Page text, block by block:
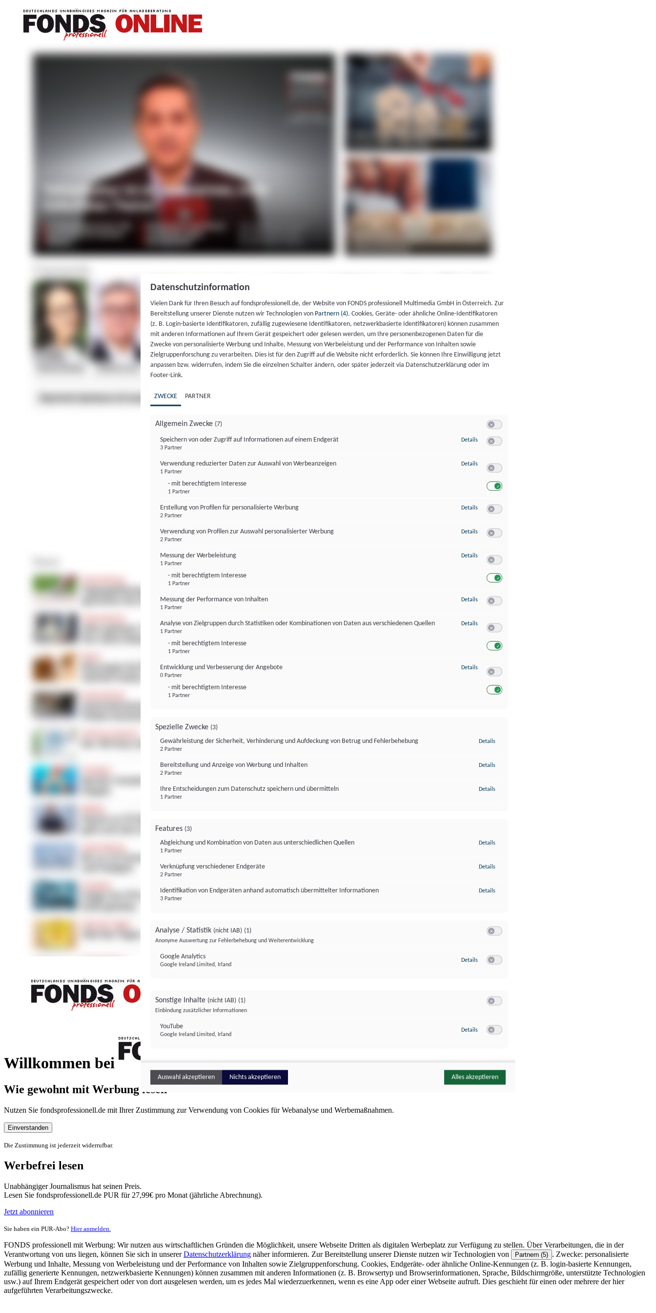
Willkommen bei
FONDS professionell
Wie gewohnt mit Werbung lesen
Nutzen Sie fondsprofessionell.de mit Ihrer Zustimmung zur Verwendung von Cookies für Webanalyse und Werbemaßnahmen.
Einverstanden
Die Zustimmung ist jederzeit widerrufbar.
Werbefrei lesen
Unabhängiger Journalismus hat seinen Preis.
Lesen Sie fondsprofessionell.de PUR für 27,99€ pro Monat (jährliche Abrechnung).
Jetzt abonnieren
Sie haben ein PUR-Abo? Hier anmelden.
FONDS professionell mit Werbung: Wir nutzen aus wirtschaftlichen Gründen die Möglichkeit, unsere Webseite Dritten als digitalen Werbeplatz zur Verfügung zu stellen. Über Verarbeitungen, die in der
Verantwortung von uns liegen, können Sie sich in unsererDatenschutzerklärung näher informieren. Zur Bereitstellung unserer Dienste nutzen wir Technologien von Partnern (5) . Zwecke: personalisierte
Werbung und Inhalte, Messung von Werbeleistung und der Performance von Inhalten sowie Zielgruppenforschung. Cookies, Endgeräte- oder ähnliche Online-Kennungen (z. B. login-basierte Kennungen,
zufällig generierte Kennungen, netzwerkbasierte Kennungen) können zusammen mit anderen Informationen (z. B. Browsertyp und Browserinformationen, Sprache, Bildschirmgröße, unterstützte Technologien
usw.) auf Ihrem Endgerät gespeichert oder von dort ausgelesen werden, um es jedes Mal wiederzuerkennen, wenn es eine App oder einer Webseite aufruft. Dies geschieht für einen oder mehrere der hier
aufgeführten Verarbeitungszwecke.
Datenschutzinformation
Vielen Dank für Ihren Besuch auf fondsprofessionell.de, der Website von FONDS professionell Multimedia GmbH in Österreich. Zur
Bereitstellung unserer Dienste nutzen wir Technologien von Partnern (4). Cookies, Geräte- oder ähnliche Online-Identifikatoren
(z. B. Login-basierte Identifikatoren, zufällig zugewiesene Identifikatoren, netzwerkbasierte Identifikatoren) können zusammen
mit anderen Informationen auf Ihrem Gerät gespeichert oder gelesen werden, um Ihre personenbezogenen Daten für die
Zwecke von personalisierte Werbung und Inhalte, Messung von Werbeleistung und der Performance von Inhalten sowie
Zielgruppenforschung zu verarbeiten. Dies ist für den Zugriff auf die Website nicht erforderlich. Sie können Ihre Einwilligung jetzt
anpassen bzw. widerrufen, indem Sie die einzelnen Schalter ändern, oder später jederzeit via Datenschutzerklärung oder im
Footer-Link.
ZWECKE PARTNER
Allgemein Zwecke (7)
Speichern von oder Zugriff auf Informationen auf einem Endgerät
3 Partner
Details zu Speichern von oder Zugriff auf Informationen auf einem Endgerät
Verwendung reduzierter Daten zur Auswahl von Werbeanzeigen
1 Partner
- mit berechtigtem Interesse
1 Partner
Details zu Verwendung reduzierter Daten zur Auswahl von Werbeanzeigen
Erstellung von Profilen für personalisierte Werbung
2 Partner
Details zu Erstellung von Profilen für personalisierte Werbung
Verwendung von Profilen zur Auswahl personalisierter Werbung
2 Partner
Details zu Verwendung von Profilen zur Auswahl personalisierter Werbung
Messung der Werbeleistung
1 Partner
- mit berechtigtem Interesse
1 Partner
Details zu Messung der Werbeleistung
Messung der Performance von Inhalten
1 Partner
Details zu Messung der Performance von Inhalten
Analyse von Zielgruppen durch Statistiken oder Kombinationen von Daten aus verschiedenen Quellen
1 Partner
- mit berechtigtem Interesse
1 Partner
Details zu Analyse von Zielgruppen durch Statistiken oder Kombinationen von
Entwicklung und Verbesserung der Angebote
0 Partner
- mit berechtigtem Interesse
1 Partner
Details zu Entwicklung und Verbesserung der Angebote
Spezielle Zwecke (3)
Gewährleistung der Sicherheit, Verhinderung und Aufdeckung von Betrug und Fehlerbehebung
2 Partner
Details
Bereitstellung und Anzeige von Werbung und Inhalten
2 Partner
Details
Ihre Entscheidungen zum Datenschutz speichern und übermitteln
1 Partner
Details
Features (3)
Abgleichung und Kombination von Daten aus unterschiedlichen Quellen
1 Partner
Details
Verknüpfung verschiedener Endgeräte
2 Partner
Details
Identifikation von Endgeräten anhand automatisch übermittelter Informationen
3 Partner
Details
Analyse / Statistik (nicht IAB) (1)
Anonyme Auswertung zur Fehlerbehebung und Weiterentwicklung
Google Analytics
Google Ireland Limited, Irland
Details zu Google Analytics
Sonstige Inhalte (nicht IAB) (1)
Einbindung zusätzlicher Informationen
YouTube
Google Ireland Limited, Irland
Details zu YouTube
Auswahl akzeptieren Nichts akzeptieren Alles akzeptieren